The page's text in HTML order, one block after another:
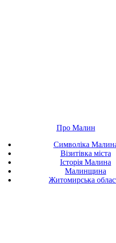
Про Малин
Символіка
Візитівка міста
Історія Малина
Малинщина
Житомирська